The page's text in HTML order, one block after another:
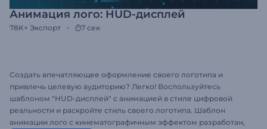
Анимация лого: HUD-дисплей
78K+ Экспорт 7 сек
Создать впечатляющее оформление своего логотипа и
привлечь целевую аудиторию? Легко! Воспользуйтесь
шаблоном "HUD-дисплей" с анимацией в стиле цифровой
реальности и раскройте стиль своего логотипа. Шаблон
анимации лого с кинематографичным эффектом разработан,